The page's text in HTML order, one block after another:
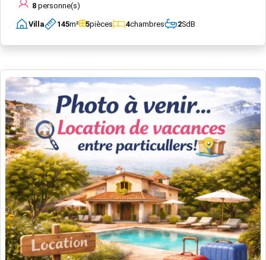
8 personne(s)
Villa 145m² 5pièces 4chambres 2SdB